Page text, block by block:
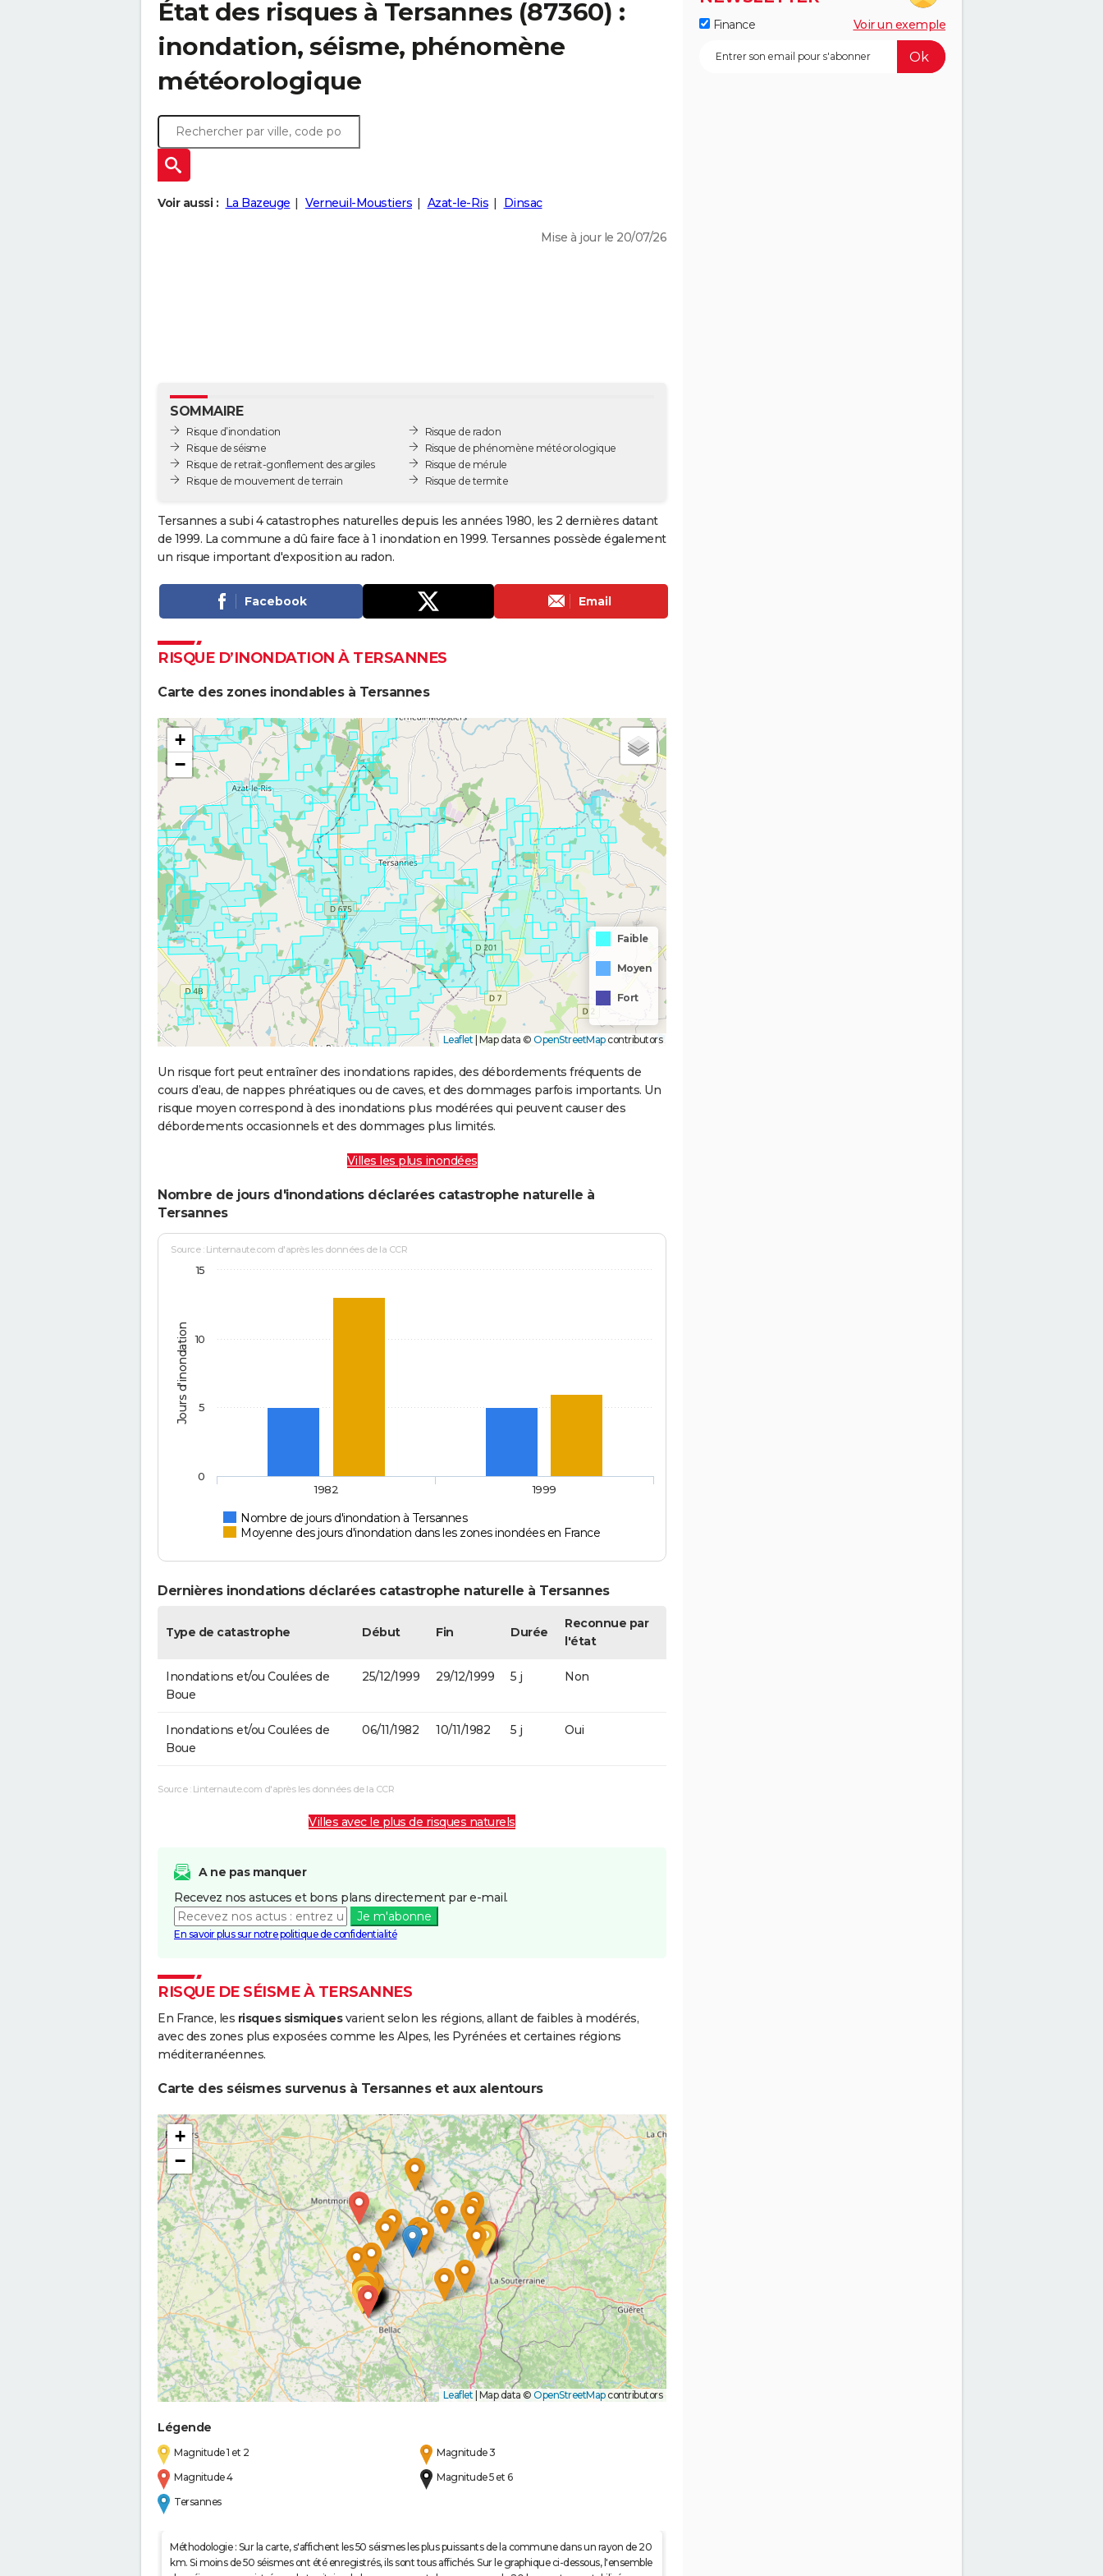
État des risques à Tersannes (87360) :
inondation, séisme, phénomène
météorologique
Voir aussi : La Bazeuge Verneuil-Moustiers Azat-le-Ris Dinsac
Mise à jour le 20/07/26
SOMMAIRE
Risque d’inondation
Risque de séisme
Risque de retrait-gonflement des argiles
Risque de mouvement de terrain
Risque de radon
Risque de phénomène météorologique
Risque de mérule
Risque de termite
Tersannes a subi 4 catastrophes naturelles depuis les années 1980, les 2 dernières datant
de 1999. La commune a dû faire face à 1 inondation en 1999. Tersannes possède également
un risque important d'exposition au radon.
Facebook Email
RISQUE D’INONDATION À TERSANNES
Carte des zones inondables à Tersannes
+
−
Faible
Moyen
Fort
Leaflet Map data © OpenStreetMapcontributors
Un risque fort peut entraîner des inondations rapides, des débordements fréquents de
cours d’eau, de nappes phréatiques ou de caves, et des dommages parfois importants. Un
risque moyen correspond à des inondations plus modérées qui peuvent causer des
débordements occasionnels et des dommages plus limités.
Villes les plus inondées
Nombre de jours d'inondations déclarées catastrophe naturelle à
Tersannes
Jours d'inondation
Source : Linternaute.com d'après les données de la CCR
Nombre de jours d'inondation à Tersannes
Moyenne des jours d'inondation dans les zones inondées en France
1982 1999
0
5
10
15
Dernières inondations déclarées catastrophe naturelle à Tersannes
Type de catastrophe Début Fin Durée
Reconnue par
l'état
Inondations et/ou Coulées de
Boue
25/12/1999 29/12/1999 5 j Non
Inondations et/ou Coulées de
Boue
06/11/1982 10/11/1982 5 j Oui
Source : Linternaute.com d'après les données de la CCR
Villes avec le plus de risques naturels
A ne pas manquer
Recevez nos astuces et bons plans directement par e-mail.
Je m'abonne
En savoir plus sur notre politique de confidentialité
RISQUE DE SÉISME À TERSANNES
En France, les risques sismiquesvarient selon les régions, allant de faibles à modérés,
avec des zones plus exposées comme les Alpes, les Pyrénées et certaines régions
méditerranéennes.
Carte des séismes survenus à Tersannes et aux alentours
+
−
Leaflet Map data © OpenStreetMapcontributors
Légende
Magnitude 1 et 2
Magnitude 3
Magnitude 4
Magnitude 5 et 6
Tersannes
Méthodologie : Sur la carte, s'affichent les 50 séismes les plus puissants de la commune dans un rayon de 20
km. Si moins de 50 séismes ont été enregistrés, ils sont tous affichés. Sur le graphique ci-dessous, l'ensemble
Finance Voir un exemple